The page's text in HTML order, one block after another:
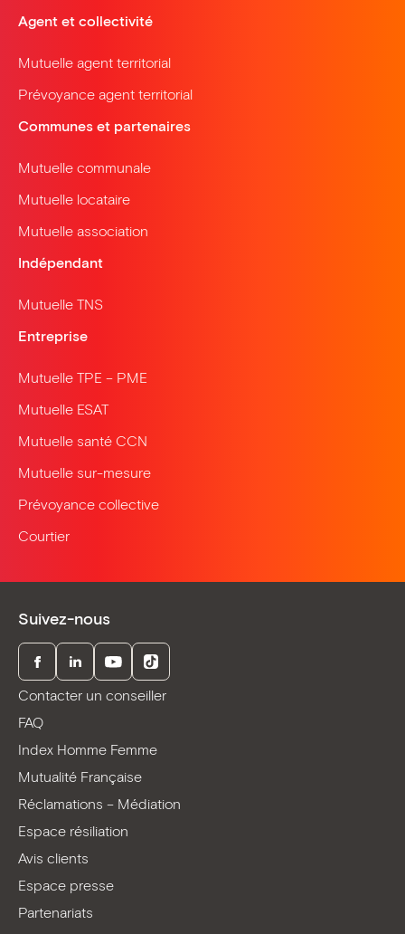
Agent et collectivité
Mutuelle agent territorial
Prévoyance agent territorial
Communes et partenaires
Mutuelle communale
Mutuelle locataire
Mutuelle association
Indépendant
Mutuelle TNS
Entreprise
Mutuelle TPE – PME
Mutuelle ESAT
Mutuelle santé CCN
Mutuelle sur-mesure
Prévoyance collective
Courtier
Suivez-nous
FacebookLinkedInYoutubeTikTok
Contacter un conseiller
FAQ
Index Homme Femme
Mutualité Française
Réclamations – Médiation
Espace résiliation
Avis clients
Espace presse
Partenariats